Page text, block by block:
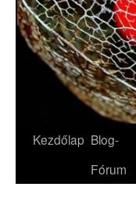
Kezdőlap Blog-
Fórum